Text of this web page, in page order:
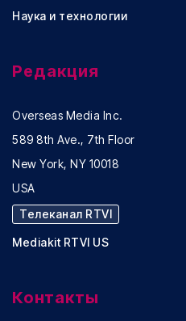
Наука и технологии
Редакция
Overseas Media Inc.
589 8th Ave., 7th Floor
New York, NY 10018
USA
Телеканал RTVI
Mediakit RTVI US
Контакты